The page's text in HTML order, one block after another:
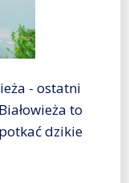
- ostatni
to
dzikie